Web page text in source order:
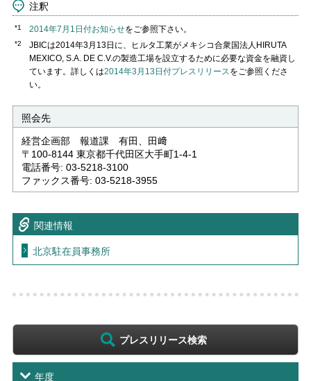
注釈
*1 2014年7月1日付お知らせをご参照下さい。
*2
JBICは2014年3月13日に、ヒルタ工業がメキシコ合衆国法人HIRUTA
MEXICO, S.A. DE C.V.の製造工場を設立するために必要な資金を融資し
ています。詳しくは2014年3月13日付プレスリリースをご参照くださ
い。
照会先
経営企画部 報道課 有田、田﨑
〒100-8144 東京都千代田区大手町1-4-1
電話番号: 03-5218-3100
ファックス番号: 03-5218-3955
関連情報
北京駐在員事務所
プレスリリース検索
年度